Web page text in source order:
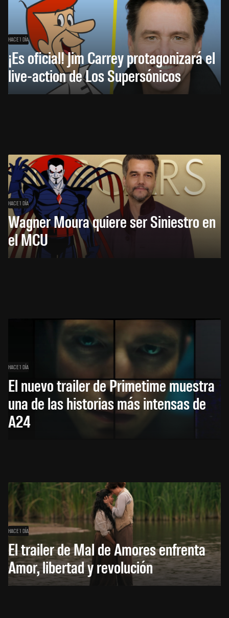
HACE 1 DÍA
¡Es oficial! Jim Carrey protagonizará el
live-action de Los Supersónicos
HACE 1 DÍA
Wagner Moura quiere ser Siniestro en
el MCU
HACE 1 DÍA
El nuevo trailer de Primetime muestra
una de las historias más intensas de
A24
HACE 1 DÍA
El trailer de Mal de Amores enfrenta
Amor, libertad y revolución